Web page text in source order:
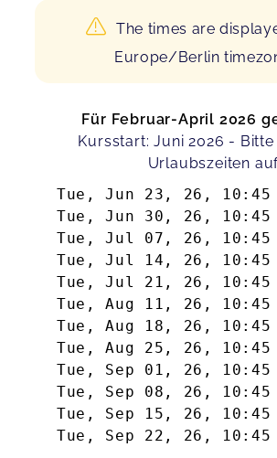
The times are
Europe/Berlin
Für Februar-April 2026
Kursstart: Juni 2026 -
Urlaubszeiten
Tue, Jun 23, 26 , 10:45
Tue, Jun 30, 26 , 10:45
Tue, Jul 07, 26 , 10:45
Tue, Jul 14, 26 , 10:45
Tue, Jul 21, 26 , 10:45
Tue, Aug 11, 26 , 10:45
Tue, Aug 18, 26 , 10:45
Tue, Aug 25, 26 , 10:45
Tue, Sep 01, 26 , 10:45
Tue, Sep 08, 26 , 10:45
Tue, Sep 15, 26 , 10:45
Tue, Sep 22, 26 , 10:45